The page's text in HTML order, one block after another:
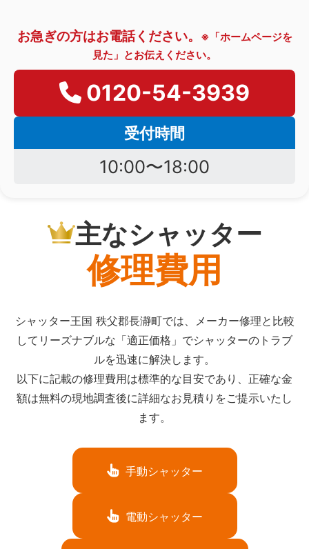
お急ぎの方はお電話ください。
※「ホームページを
見た」とお伝えください。
0120-54-3939
受付時間
10:00〜18:00
主なシャッター
修理費用
シャッター王国 秩父郡長瀞町では、メーカー修理と比較
してリーズナブルな「適正価格」でシャッターのトラブ
ルを迅速に解決します。
以下に記載の修理費用は標準的な目安であり、正確な金
額は無料の現地調査後に詳細なお見積りをご提示いたし
ます。
手動シャッター
電動シャッター